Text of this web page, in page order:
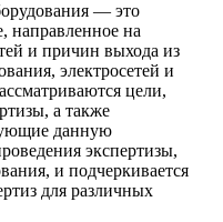
— это
направленное на
и причин выхода из
электросетей и
цели,
а также
данную
экспертизы,
и подчеркивается
для различных